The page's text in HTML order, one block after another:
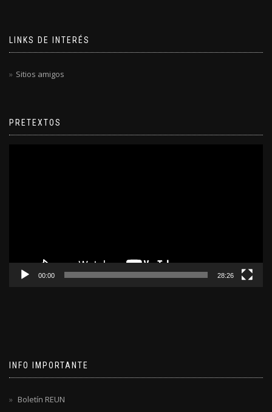
LINKS DE INTERÉS
Sitios amigos
PRETEXTOS
00:00 28:26
INFO IMPORTANTE
Boletín REUN